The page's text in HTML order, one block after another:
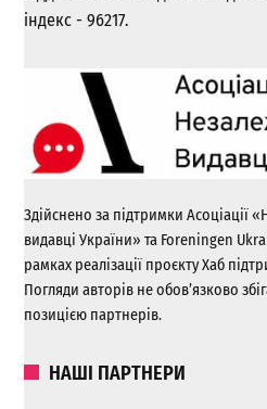
індекс - 96217.
Здійснено за підтримки Асоціації
видавці України» та Foreningen
рамках реалізації проєкту Хаб
Погляди авторів не обов’язково
позицією партнерів.
НАШІ ПАРТНЕРИ